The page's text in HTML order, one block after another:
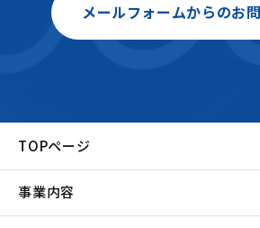
メールフォームからのお
TOPページ
事業内容